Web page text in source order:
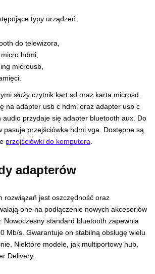
typy urządzeń:
do telewizora,
hdmi,
microusb,
służy czytnik kart sd oraz karta microsd.
na adapter usb c hdmi oraz adapter usb c
audio przydaje się adapter bluetooth aux. Do
pasuje przejściówka hdmi vga. Dostępne są
przejściówki do komputera.
adapterów
rozwiązań jest oszczędność oraz
one na podłączenie nowych akcesoriów
Nowoczesny standard bluetooth zapewnia
Mb/s. Gwarantuje on stabilną obsługę wielu
Niektóre modele, jak multiportowy hub,
Delivery.